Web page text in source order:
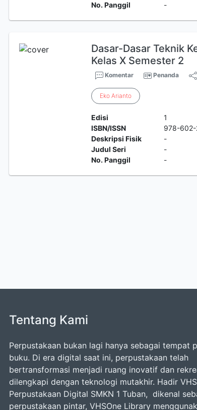
No. Panggil
-
Dasar-Dasar Teknik
Kelas X Semester 2
Komentar Penanda
Eko Arianto
Edisi
1
ISBN/ISSN
978-
Deskripsi Fisik
-
Judul Seri
-
No. Panggil
-
Tentang Kami
Perpustakaan bukan lagi hanya sebagai tempat
buku. Di era digital saat ini, perpustakaan telah
bertransformasi menjadi ruang inovatif dan
dilengkapi dengan teknologi mutakhir. Hadir
Perpustakaan Digital SMKN 1 Tuban, dikenal
perpustakaan pintar, VHSOne Library